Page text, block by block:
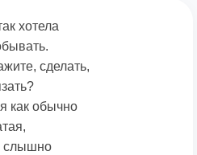
хотела
сделать,
как обычно
слышно